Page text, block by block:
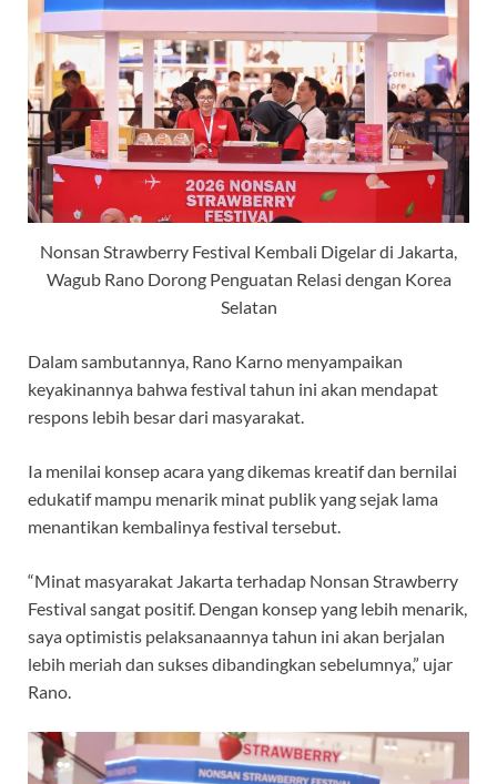
Nonsan Strawberry Festival Kembali Digelar di Jakarta,
Wagub Rano Dorong Penguatan Relasi dengan Korea
Selatan
Dalam sambutannya, Rano Karno menyampaikan
keyakinannya bahwa festival tahun ini akan mendapat
respons lebih besar dari masyarakat.
Ia menilai konsep acara yang dikemas kreatif dan bernilai
edukatif mampu menarik minat publik yang sejak lama
menantikan kembalinya festival tersebut.
“Minat masyarakat Jakarta terhadap Nonsan Strawberry
Festival sangat positif. Dengan konsep yang lebih menarik,
saya optimistis pelaksanaannya tahun ini akan berjalan
lebih meriah dan sukses dibandingkan sebelumnya,” ujar
Rano.